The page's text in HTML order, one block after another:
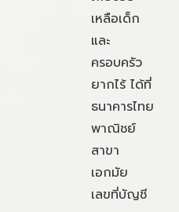
เหลือเด็ก
และ
ครอบครัว
ยากไร้ ได้ที่
ธนาคารไทย
พาณิชย์
สาขา
เอกมัย
เลขที่บัญชี